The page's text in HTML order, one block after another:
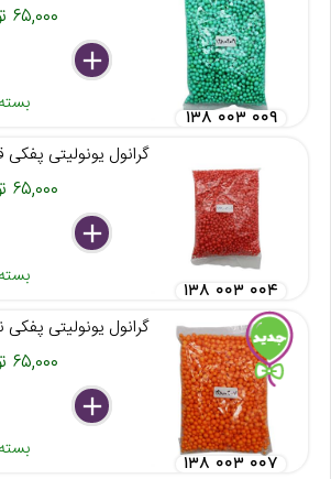
۶۵,۰۰۰ تومان
delete
remove
add
بسته
۱۳۸ ۰۰۳ ۰۰۹
گرانول یونولیتی پفکی
۶۵,۰۰۰ تومان
delete
remove
add
بسته
۱۳۸ ۰۰۳ ۰۰۴
گرانول یونولیتی پفکی
۶۵,۰۰۰ تومان
delete
remove
add
بسته
۱۳۸ ۰۰۳ ۰۰۷